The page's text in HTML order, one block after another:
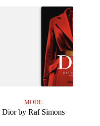
MODE
Dior by Raf Simons